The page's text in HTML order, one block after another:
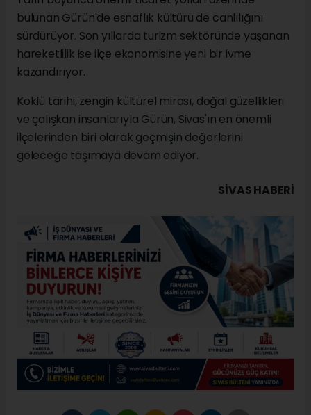
bulunan Gürün'de esnaflık kültürü de canlılığını
sürdürüyor. Son yıllarda turizm sektöründe yaşanan
hareketlilik ise ilçe ekonomisine yeni bir ivme
kazandırıyor.
Köklü tarihi, zengin kültürel mirası, doğal güzellikleri
ve çalışkan insanlarıyla Gürün, Sivas'ın en önemli
ilçelerinden biri olarak geçmişin değerlerini
geleceğe taşımaya devam ediyor.
SIVAS HABERİ